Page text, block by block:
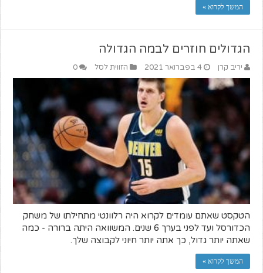
המשך לקרוא »
הגדולים חוזרים לבמה הגדולה
יריב קרן 4 בפברואר 2021 הזווית לסל 0
הטקסט שאתם עומדים לקרוא היה רלוונטי מתחילתו של משחק
הכדורסל ועד לפני בערך 6 שנים. המשוואה היתה ברורה - כמה
שאתה יותר גדול, כך אתה יותר חיוני לקבוצה שלך.
המשך לקרוא »